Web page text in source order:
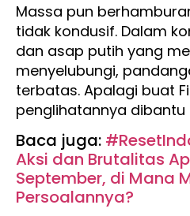
Massa pun
tidak kondusif. Dalam
dan asap putih yang
menyelubungi,
terbatas. Apalagi buat
penglihatannya
Baca juga:
Aksi dan Brutalitas
September, di Mana
Persoalannya?